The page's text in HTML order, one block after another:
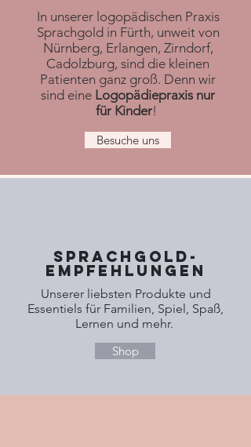
In unserer logopädischen Praxis
Sprachgold in Fürth, unweit von
Nürnberg, Erlangen, Zirndorf,
Cadolzburg, sind die kleinen
Patienten ganz groß. Denn wir
sind eine Logopädiepraxis nur
für Kinder!
Besuche uns
Sprachgold-
Empfehlungen
Unserer liebsten Produkte und
Essentiels für Familien, Spiel, Spaß,
Lernen und mehr.
Shop